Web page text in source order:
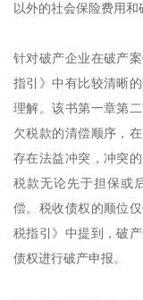
以外的社会保险费用和
针对破产企业在破产
指引》中有比较清晰
理解。该书第一章第
欠税款的清偿顺序，
存在法益冲突，冲突
税款无论先于担保或
偿。税收债权的顺位
税指引》中提到，破
债权进行破产申报。